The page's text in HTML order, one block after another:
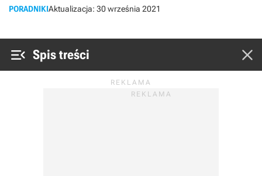
PORADNIKIAktualizacja: 30 września 2021
 Spis treści 